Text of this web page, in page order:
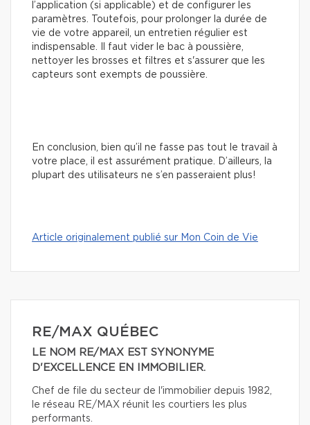
l’application (si applicable) et de configurer les
paramètres. Toutefois, pour prolonger la durée de
vie de votre appareil, un entretien régulier est
indispensable. Il faut vider le bac à poussière,
nettoyer les brosses et filtres et s'assurer que les
capteurs sont exempts de poussière.
En conclusion, bien qu’il ne fasse pas tout le travail à
votre place, il est assurément pratique. D’ailleurs, la
plupart des utilisateurs ne s’en passeraient plus!
Article originalement publié sur Mon Coin de Vie
RE/MAX QUÉBEC
LE NOM RE/MAX EST SYNONYME
D'EXCELLENCE EN IMMOBILIER.
Chef de file du secteur de l'immobilier depuis 1982,
le réseau RE/MAX réunit les courtiers les plus
performants.